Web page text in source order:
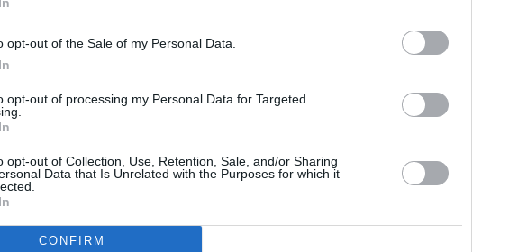
opt-out of the Sale of my Personal Data.
opt-out of processing my Personal Data for Targeted
opt-out of Collection, Use, Retention, Sale, and/or Sharing
Data that Is Unrelated with the Purposes for which it
CONFIRM
Με
ελληνική όπερα του Θεόδωρου Στάθη στο θέατρο
Ολύμπια